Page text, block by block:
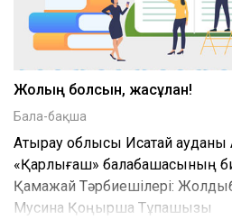
Жолың болсын, жасұлан!
Бала-бақша
Атырау облысы Исатай ауданы
«Қарлығаш» балабақшасының
Қамажай Тәрбиешілері:
Мусина Қоңырша Тұқпашқызы